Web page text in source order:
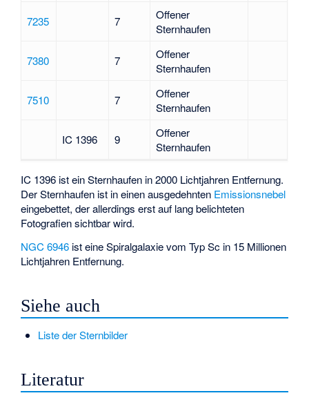
7235 7
Offener
Sternhaufen
7380 7
Offener
Sternhaufen
7510 7
Offener
Sternhaufen
IC 1396 9
Offener
Sternhaufen
IC 1396 ist ein Sternhaufen in 2000 Lichtjahren Entfernung.
Der Sternhaufen ist in einen ausgedehnten Emissionsnebel
eingebettet, der allerdings erst auf lang belichteten
Fotografien sichtbar wird.
NGC 6946 ist eine Spiralgalaxie vom Typ Sc in 15 Millionen
Lichtjahren Entfernung.
Siehe auch
Liste der Sternbilder
Literatur